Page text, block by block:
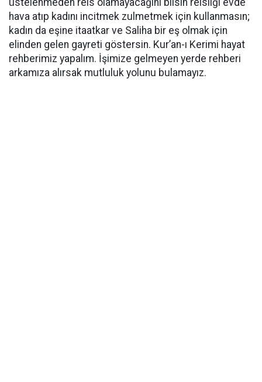
üstelenmeden reis olamayacağını bilsin reisliği evde
hava atıp kadını incitmek zulmetmek için kullanmasın;
kadın da eşine itaatkar ve Saliha bir eş olmak için
elinden gelen gayreti göstersin. Kur’an-ı Kerimi hayat
rehberimiz yapalım. İşimize gelmeyen yerde rehberi
arkamıza alırsak mutluluk yolunu bulamayız.